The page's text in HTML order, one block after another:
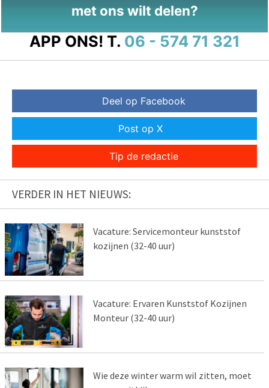
met ons wilt delen?
APP ONS! T. 06 - 574 71 321
Deel op Facebook
Post op X
Tip de redactie
VERDER IN HET NIEUWS:
Vacature: Servicemonteur kunststof
kozijnen (32-40 uur)
Vacature: Ervaren Kunststof Kozijnen
Monteur (32-40 uur)
Wie deze winter warm wil zitten, moet